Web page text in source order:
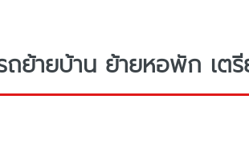
ถย้ายบ้าน ย้ายหอพัก เต